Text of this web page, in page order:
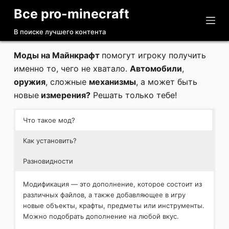
П
р
е
й
т
и
Все pro-minecraft
В поиске лучшего контента
Моды на Майнкрафт помогут игроку получить
именно то, чего не хватало. Автомобили,
оружия, сложные механизмы, а может быть
новыеизмерения?Решать только тебе!
Что такое мод?
Как установить?
Разновидности
Модификация — это дополнение, которое состоит из
различных файлов, а также добавляющее в игру
новые объекты, крафты, предметы или инструменты.
Можно подобрать дополнение на любой вкус.